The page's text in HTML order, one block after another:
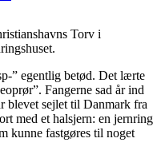
Torv i
” egentlig betød. Det lærte
Fangerne sad år ind
blevet sejlet til Danmark fra
med et halsjern: en jernring
kunne fastgøres til noget